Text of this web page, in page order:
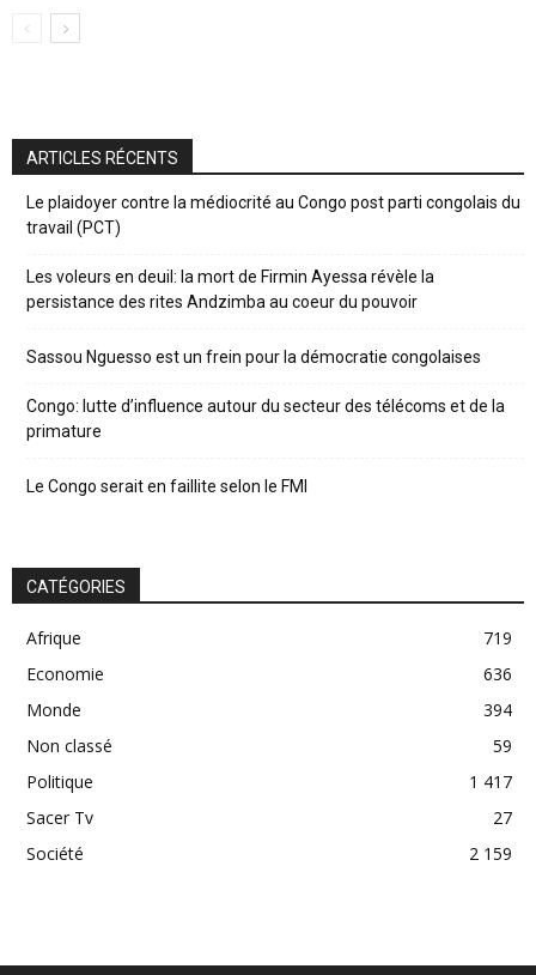
ARTICLES RÉCENTS
Le plaidoyer contre la médiocrité au Congo post parti congolais du
travail (PCT)
Les voleurs en deuil: la mort de Firmin Ayessa révèle la
persistance des rites Andzimba au coeur du pouvoir
Sassou Nguesso est un frein pour la démocratie congolaises
Congo: lutte d’influence autour du secteur des télécoms et de la
primature
Le Congo serait en faillite selon le FMI
CATÉGORIES
Afrique
719
Economie
636
Monde
394
Non classé
59
Politique
1 417
Sacer Tv
27
Société
2 159